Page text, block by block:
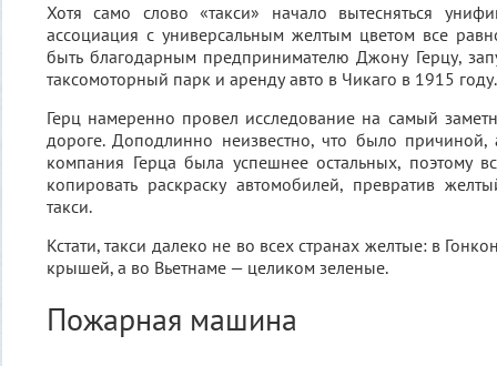
Хотя само слово «такси» начало вытесняться
ассоциация с универсальным желтым цветом все
быть благодарным предпринимателю Джону Герцу,
таксомоторный парк и аренду авто в Чикаго в 1915
Герц намеренно провел исследование на самый
дороге. Доподлинно неизвестно, что было
компания Герца была успешнее остальных, поэтому
копировать раскраску автомобилей, превратив
такси.
Кстати, такси далеко не во всех странах желтые: в
крышей, а во Вьетнаме — целиком зеленые.
Пожарная машина